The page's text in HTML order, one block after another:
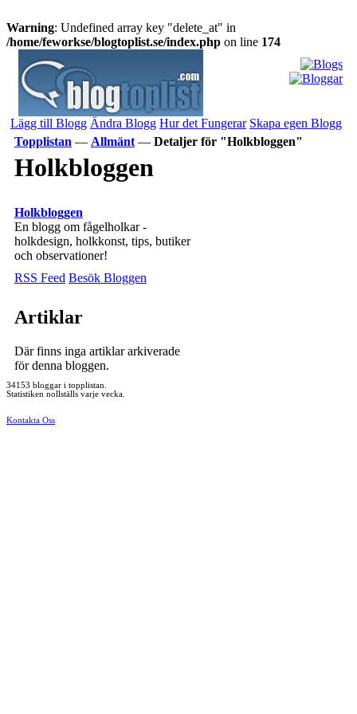
Warning: Undefined array key "delete_at" in
/home/feworkse/blogtoplist.se/index.php on line 174
Lägg till Blogg Ändra Blogg Hur det Fungerar Skapa egen Blogg
Topplistan — Allmänt — Detaljer för "Holkbloggen"
Holkbloggen
Holkbloggen
En blogg om fågelholkar -
holkdesign, holkkonst, tips, butiker
och observationer!
RSS Feed Besök Bloggen
Artiklar
Där finns inga artiklar arkiverade
för denna bloggen.
34153 bloggar i topplistan.
Statistiken nollställs varje vecka.
Kontakta Oss